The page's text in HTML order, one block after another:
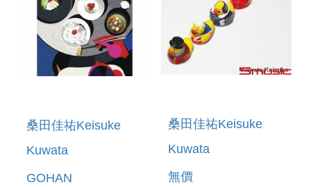
桑田佳祐Keisuke
Kuwata
GOHAN
桑田佳祐Keisuke
Kuwata
無價